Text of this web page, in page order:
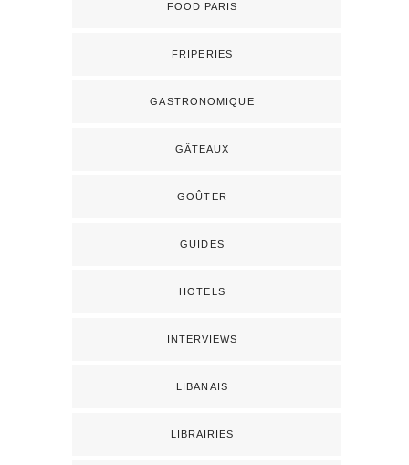
FOOD PARIS
FRIPERIES
GASTRONOMIQUE
GÂTEAUX
GOÛTER
GUIDES
HOTELS
INTERVIEWS
LIBANAIS
LIBRAIRIES